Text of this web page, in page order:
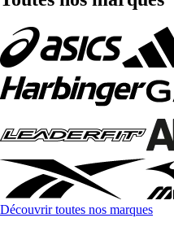
Découvrir toutes nos marques